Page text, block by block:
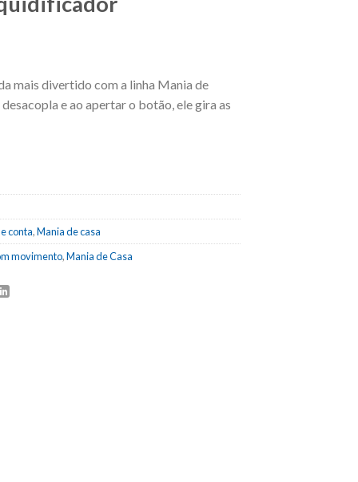
mais divertido com a linha Mania de
e ao apertar o botão, ele gira as
conta,Mania de casa
movimento,Mania de Casa